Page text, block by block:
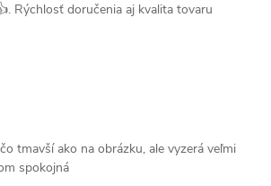
Rýchlosť doručenia aj kvalita tovaru
tmavší ako na obrázku, ale vyzerá veľmi
spokojná